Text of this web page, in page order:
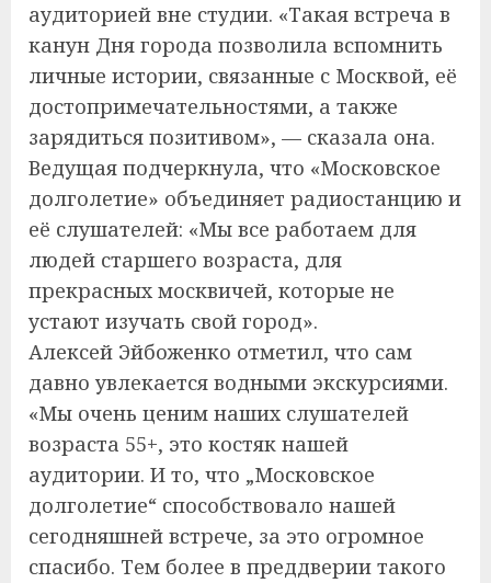
аудиторией вне студии. «Такая встреча в
канун Дня города позволила вспомнить
личные истории, связанные с Москвой, её
достопримечательностями, а также
зарядиться позитивом», — сказала она.
Ведущая подчеркнула, что «Московское
долголетие» объединяет радиостанцию и
её слушателей: «Мы все работаем для
людей старшего возраста, для
прекрасных москвичей, которые не
устают изучать свой город».
Алексей Эйбоженко отметил, что сам
давно увлекается водными экскурсиями.
«Мы очень ценим наших слушателей
возраста 55+, это костяк нашей
аудитории. И то, что „Московское
долголетие“ способствовало нашей
сегодняшней встрече, за это огромное
спасибо. Тем более в преддверии такого